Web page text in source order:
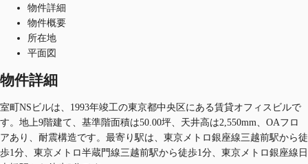
物件詳細
物件概要
所在地
平面図
物件詳細
室町NSビルは、1993年竣工の東京都中央区にある賃貸オフィスビルで
す。地上9階建て、基準階面積は50.00坪、天井高は2,550mm、OAフロ
アあり、耐震構造です。最寄り駅は、東京メトロ銀座線三越前駅から徒
歩1分、東京メトロ半蔵門線三越前駅から徒歩1分、東京メトロ銀座線日